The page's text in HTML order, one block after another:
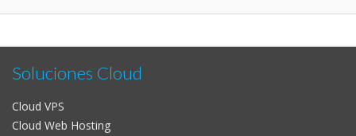
Soluciones Cloud
Cloud VPS
Cloud Web Hosting